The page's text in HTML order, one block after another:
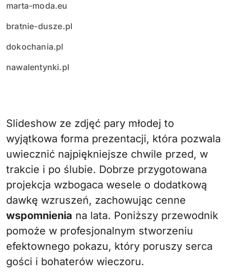
marta-moda.eu
bratnie-dusze.pl
dokochania.pl
nawalentynki.pl
Slideshow ze zdjęć pary młodej to
wyjątkowa forma prezentacji, która pozwala
uwiecznić najpiękniejsze chwile przed, w
trakcie i po ślubie. Dobrze przygotowana
projekcja wzbogaca wesele o dodatkową
dawkę wzruszeń, zachowując cenne
wspomnienia na lata. Poniższy przewodnik
pomoże w profesjonalnym stworzeniu
efektownego pokazu, który poruszy serca
gości i bohaterów wieczoru.